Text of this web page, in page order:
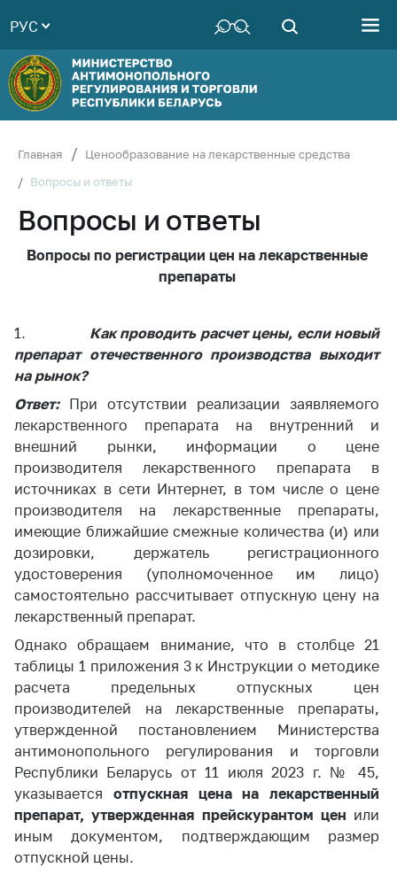
Руководство
Структура
Министерства
Территориальные
Антикоррупционная
деятельность
Общественно-
Соискателям
Награждения
Белорусская
универсальная
товарная биржа
Общественная
жизнь
Идеологическая
работа
Официальные
геральдические
символы
5 лет МАРТ
Деятельность
Ценовая политика
Антимонопольное
регулирование и
конкуренция
Торговля и услуги
Регулирование и
контроль закупок
РУС
Главная
Ценообразование на лекарственные средства
Вопросы и ответы
Вопросы и ответы
Вопросы по регистрации цен на лекарственные
препараты
1. Как проводить расчет цены, если новый
препарат отечественного производства выходит
на рынок?
Ответ: При отсутствии реализации заявляемого
лекарственного препарата на внутренний и
внешний рынки, информации о цене
производителя лекарственного препарата в
источниках в сети Интернет, в том числе о цене
производителя на лекарственные препараты,
имеющие ближайшие смежные количества (и) или
дозировки, держатель регистрационного
удостоверения (уполномоченное им лицо)
самостоятельно рассчитывает отпускную цену на
лекарственный препарат.
Однако обращаем внимание, что в столбце 21
таблицы 1 приложения 3 к Инструкции о методике
расчета предельных отпускных цен
производителей на лекарственные препараты,
утвержденной постановлением Министерства
антимонопольного регулирования и торговли
Республики Беларусь от 11 июля 2023 г. № 45,
указывается отпускная цена на лекарственный
препарат, утвержденная прейскурантом цен или
иным документом, подтверждающим размер
отпускной цены.